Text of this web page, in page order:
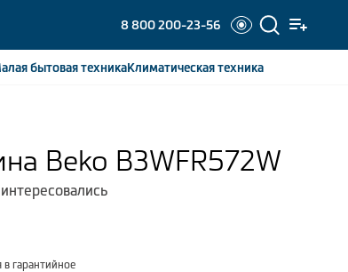
8 800 200-23-56
бытоваятехникаКлиматическаятехника
Beko B3WFR572W
гарантийное